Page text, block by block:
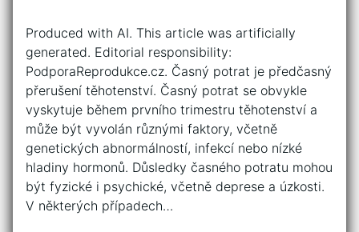
Produced with AI. This article was artificially
generated. Editorial responsibility:
PodporaReprodukce.cz. Časný potrat je předčasný
přerušení těhotenství. Časný potrat se obvykle
vyskytuje během prvního trimestru těhotenství a
může být vyvolán různými faktory, včetně
genetických abnormálností, infekcí nebo nízké
hladiny hormonů. Důsledky časného potratu mohou
být fyzické i psychické, včetně deprese a úzkosti.
V některých případech…